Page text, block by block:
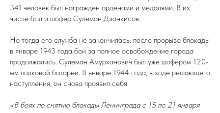
341 человек был награжден орденами и медалями. В их
числе был и шофер Сулеман Дзанкисов.
Но тогда его служба не закончилась: после прорыва блокады
в январе 1943 года бои за полное освобождение города
продолжались. Сулеман Амурханович был уже шофером 120-
мм полковой батареи. В январе 1944 года, в ходе решающего
наступления, он снова проявил себя.
«В боях по снятию блокады Ленинграда с 15 по 21 января